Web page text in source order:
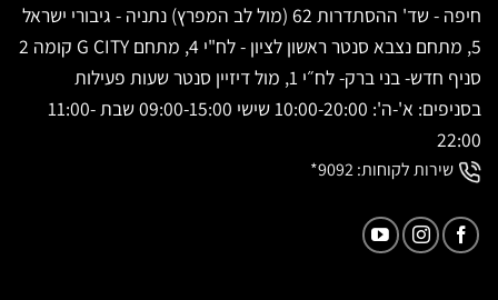
חיפה - שד' ההסתדרות 62 (מול לב המפרץ) נתניה - גיבורי ישראל
5, מתחם נצבא סנטר ראשון לציון - לח"י 4, מתחם G CITY קומה 2
סניף חדש- בני ברק- לח״י 1, מול דיזיין סנטר שעות פעילות
בסניפים: א'-ה': 10:00-20:00 שישי 09:00-15:00 שבת 11:00-
22:00
שירות לקוחות:9092*